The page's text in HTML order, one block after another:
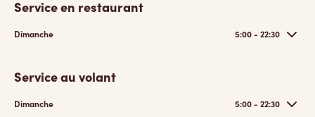
Service en restaurant
Dimanche 5:00 - 22:30
Service au volant
Dimanche 5:00 - 22:30